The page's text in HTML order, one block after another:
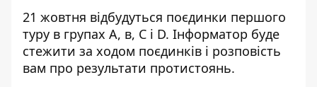
21 жовтня відбудуться поєдинки першого
туру в групах А, в, С і D. Інформатор буде
стежити за ходом поєдинків і розповість
вам про результати протистоянь.